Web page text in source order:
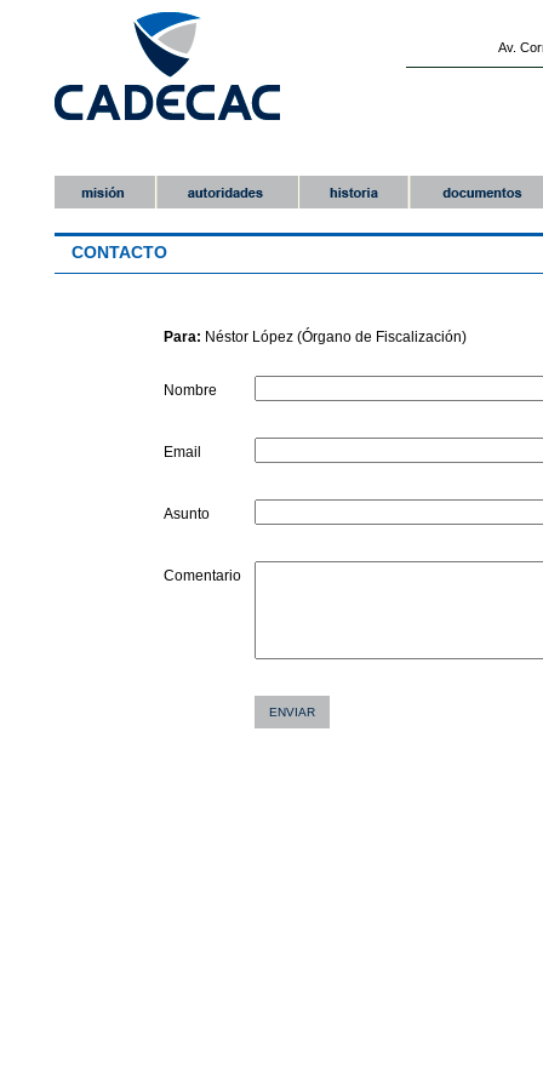
Av.
CONTACTO
Para: Néstor López (Órgano de Fiscalización)
Nombre
Email
Asunto
Comentario